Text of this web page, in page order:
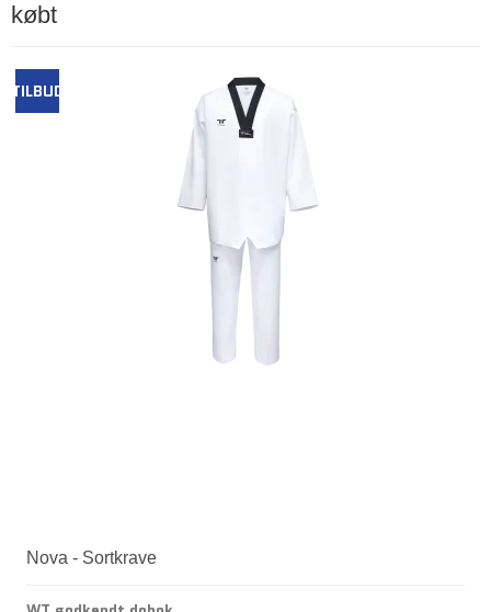
købt
TILBUD
Nova - Sortkrave